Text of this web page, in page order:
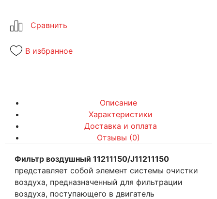
В избранное
Описание
Характеристики
Доставка и оплата
Отзывы (0)
Фильтр воздушный 11211150/J11211150
представляет собой элемент системы очистки
воздуха, предназначенный для фильтрации
воздуха, поступающего в двигатель